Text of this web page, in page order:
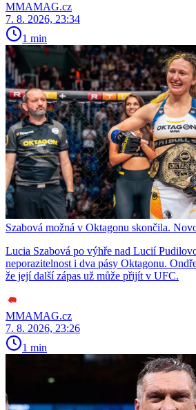
MMAMAG.cz
7. 8. 2026, 23:34
1 min
Szabová možná v Oktagonu skončila.
Lucia Szabová po výhře nad Lucií
neporazitelnost i dva pásy Oktagonu.
že její další zápas už může přijít v UFC.
MMAMAG.cz
7. 8. 2026, 23:26
1 min